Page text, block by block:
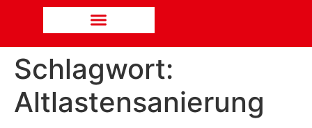
Schlagwort:
Altlastensanierung